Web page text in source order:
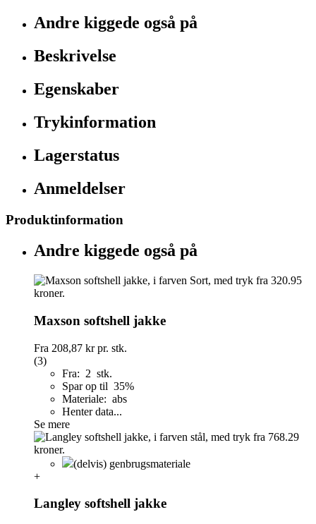
Andre kiggede også på
Beskrivelse
Egenskaber
Trykinformation
Lagerstatus
Anmeldelser
Produktinformation
Andre kiggede også på
Maxson softshell jakke
Fra 208,87 krpr. stk.
(3)
Fra: 2 stk.
Spar op til 35%
Materiale: abs
Henter data...
Se mere
(delvis) genbrugsmateriale
+
Langley softshell jakke